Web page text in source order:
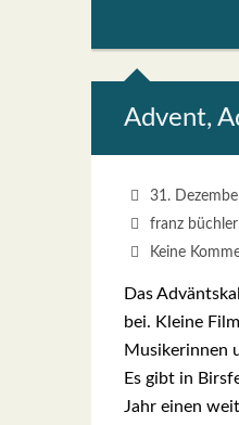
Advent,
31.
franz büchler
Keine
Das
bei. Klei­ne
Musi­ke­rin­nen
Es gibt in
Jahr einen